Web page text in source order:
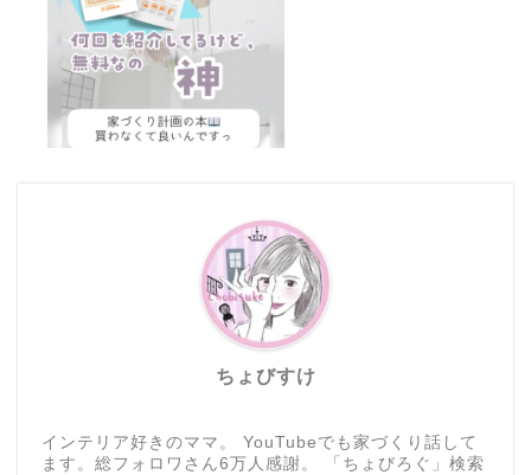
ちょびすけ
インテリア好きのママ。 YouTubeでも家づくり話して
ます。総フォロワさん6万人感謝。 「ちょびろぐ」検索